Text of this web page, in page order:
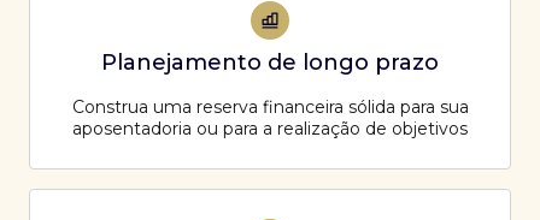
Planejamento de longo prazo
Construa uma reserva financeira sólida para sua
aposentadoria ou para a realização de objetivos